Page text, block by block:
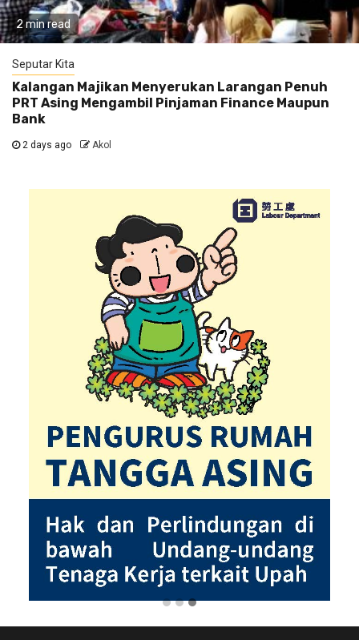
2 min read
Seputar Kita
Kalangan Majikan Menyerukan Larangan Penuh
PRT Asing Mengambil Pinjaman Finance Maupun
Bank
2 days ago Akol